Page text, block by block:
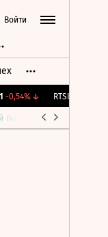
Войти
-0,54%↓ RTSI 891,05
парламент